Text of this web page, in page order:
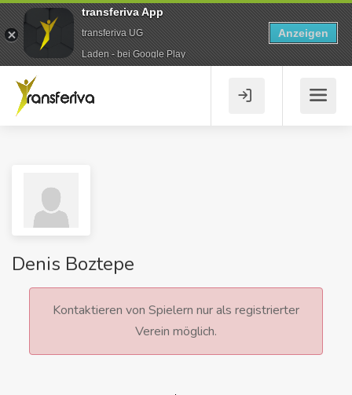
Denis Boztepe
Kontaktieren von Spielern nur als registrierter
Verein möglich.
transferiva App
transferiva UG
Laden - bei Google Play
Anzeigen